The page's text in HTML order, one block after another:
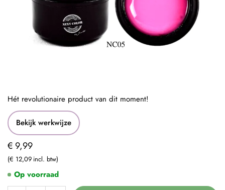
Bekijk werkwijze
€ 9,99
€ 12,09
Op voorraad
Hét revolutionaire product van dit moment!